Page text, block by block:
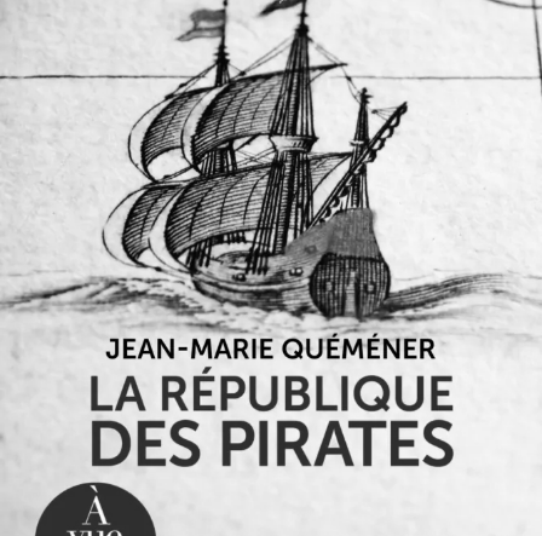
La République des Pirates
Jean-Marie Quéméner